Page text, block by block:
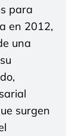
para
en 2012,
una
surgen